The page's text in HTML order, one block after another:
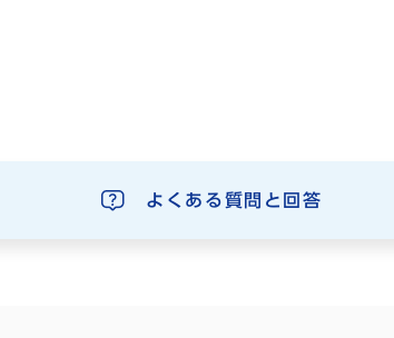
よくある質問と回答